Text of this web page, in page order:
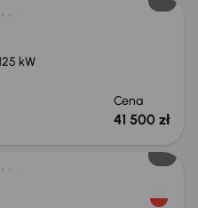
kW
Cena
41 500 zł